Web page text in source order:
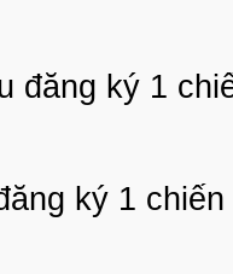
đăng ký 1
ký 1 chiến